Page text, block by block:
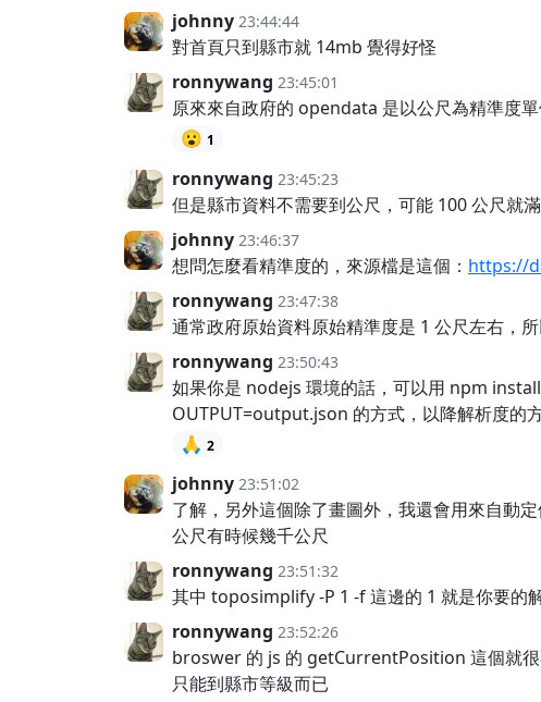
johnny 23:44:44
對首頁只到縣市就 14mb 覺得好怪
ronnywang 23:45:01
原來來自政府的 opendata 是以公尺為精準度
😮 1
ronnywang 23:45:23
但是縣市資料不需要到公尺，可能 100 公尺就
johnny 23:46:37
想問怎麼看精準度的，來源檔是這個： https://
ronnywang 23:47:38
通常政府原始資料原始精準度是 1 公尺左右，
ronnywang 23:50:43
如果你是 nodejs 環境的話，可以用 npm
OUTPUT=output.json 的方式，以降解析度的
🙏 2
johnny 23:51:02
了解，另外這個除了畫圖外，我還會用來自動
公尺有時候幾千公尺
ronnywang 23:51:32
其中 toposimplify -P 1 -f 這邊的 1 就是你要的
ronnywang 23:52:26
broswer 的 js 的 getCurrentPosition 這個就很
只能到縣市等級而已